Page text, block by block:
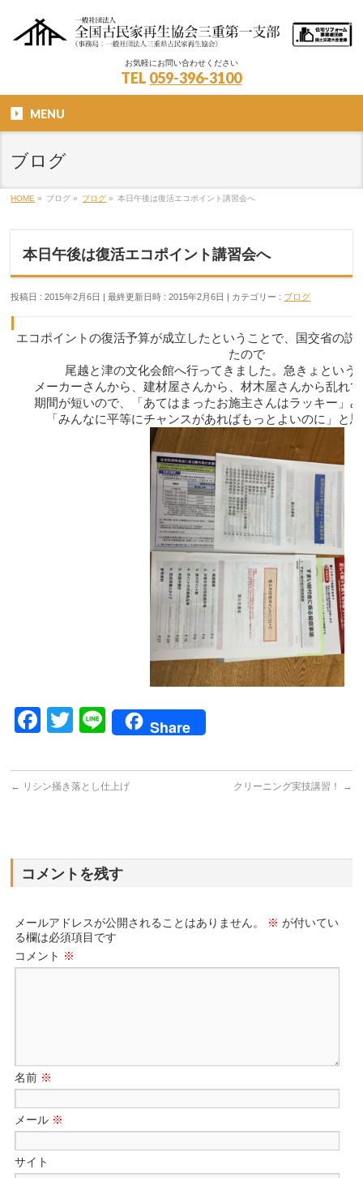
お気軽にお問い合わせください
TEL 059-396-3100
MENU
ブログ
HOME » ブログ » ブログ » 本日午後は復活エコポイント講習会へ
本日午後は復活エコポイント講習会へ
投稿日 : 2015年2月6日 最終更新日時 : 2015年2月6日 カテゴリー : ブログ
エコポイントの復活予算が成立したということで、国交省の説
たので
尾越と津の文化会館へ行ってきました。急きょという
メーカーさんから、建材屋さんから、材木屋さんから乱れ
期間が短いので、「あてはまったお施主さんはラッキー」
「みんなに平等にチャンスがあればもっとよいのに」と
Facebook
Twitter
LineShare
← リシン掻き落とし仕上げ クリーニング実技講習！ →
コメントを残す
メールアドレスが公開されることはありません。 ※ が付いてい
る欄は必須項目です
コメント ※
名前 ※
メール ※
サイト